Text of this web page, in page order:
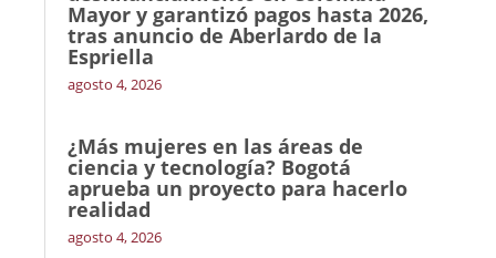
Mayor y garantizó pagos hasta 2026,
tras anuncio de Aberlardo de la
Espriella
agosto 4, 2026
¿Más mujeres en las áreas de
ciencia y tecnología? Bogotá
aprueba un proyecto para hacerlo
realidad
agosto 4, 2026